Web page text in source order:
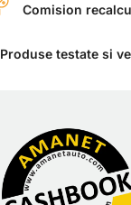
Comision
Produse testate si